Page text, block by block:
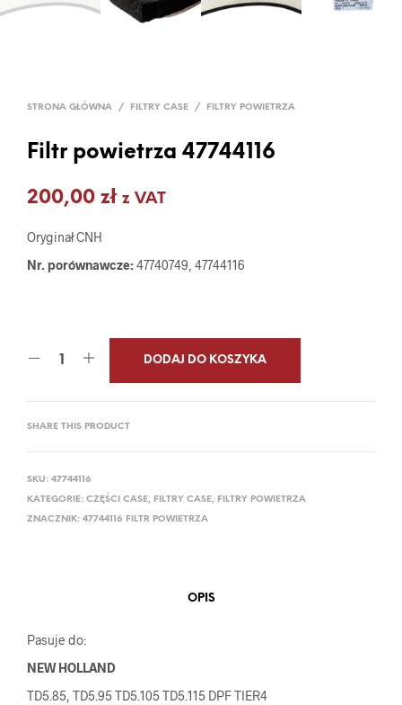
STRONA GŁÓWNA / FILTRY CASE / FILTRY POWIETRZA
Filtr powietrza 47744116
200,00 zł z VAT
Oryginał CNH
Nr. porównawcze:47740749, 47744116
DODAJ DO KOSZYKA
SHARE THIS PRODUCT
SKU: 47744116
KATEGORIE: CZĘŚCI CASE, FILTRY CASE, FILTRY POWIETRZA
ZNACZNIK: 47744116 FILTR POWIETRZA
OPIS
Pasuje do:
NEW HOLLAND
TD5.85, TD5.95 TD5.105 TD5.115 DPF TIER4